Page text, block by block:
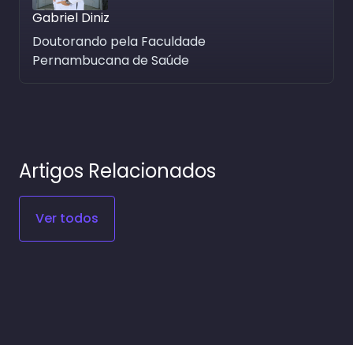
Gabriel Diniz
Doutorando pela Faculdade
Pernambucana de Saúde
Artigos Relacionados
Ver todos